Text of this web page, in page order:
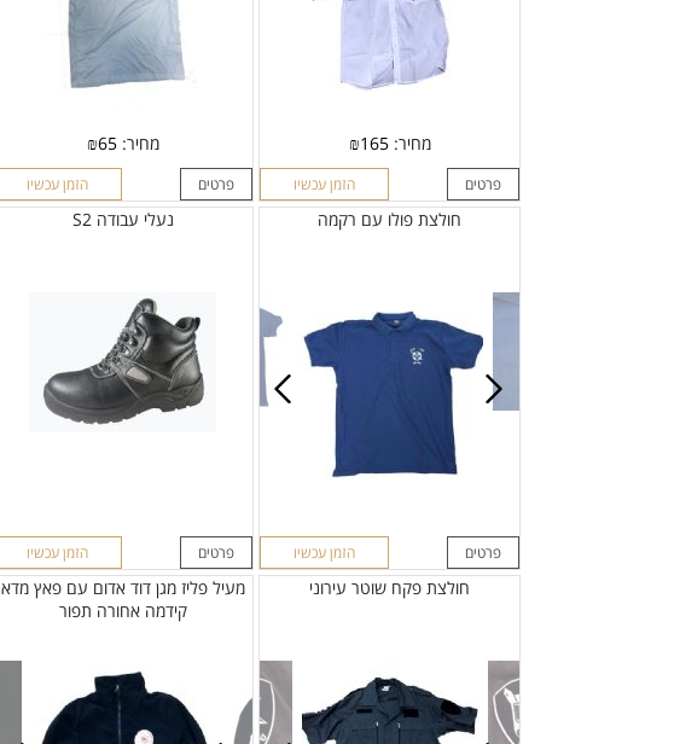
מחיר: ₪165
פרטים הזמן עכשיו
מחיר: ₪65
פרטים הזמן עכשיו
חולצת פולו עם רקמה
פרטים הזמן עכשיו
נעלי עבודה S2
פרטים הזמן עכשיו
חולצת פקח שוטר עירוני
מעיל פליז מגן דוד אדום עם פאץ מדא
קידמה אחורה תפור